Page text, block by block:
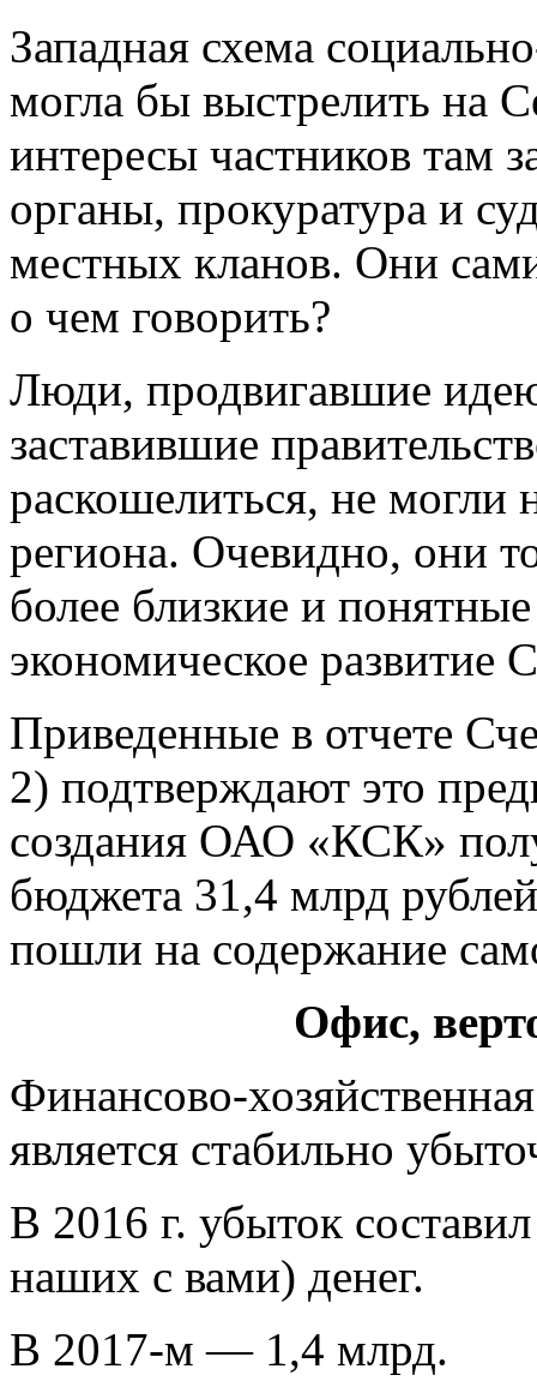
Западная схема
могла бы выстрелить на
интересы частников там
органы, прокуратура и
местных кланов. Они
о чем говорить?
Люди, продвигавшие идею
заставившие
раскошелиться, не могли
региона. Очевидно, они
более близкие и
экономическое развитие
Приведенные в отчете
2) подтверждают это
создания ОАО «КСК»
бюджета 31,4 млрд
пошли на содержание
Офис,
Финансово-
является стабильно
В 2016 г. убыток
наших с вами) денег.
В 2017-м — 1,4 млрд.